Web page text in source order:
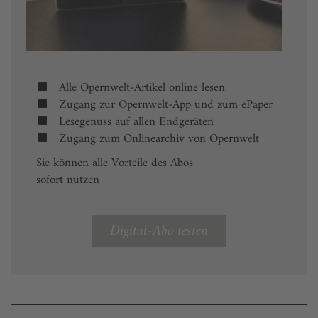
Alle Opernwelt-Artikel online lesen
Zugang zur Opernwelt-App und zum ePaper
Lesegenuss auf allen Endgeräten
Zugang zum Onlinearchiv von Opernwelt
Sie können alle Vorteile des Abos
sofort nutzen
Digital-Abo testen